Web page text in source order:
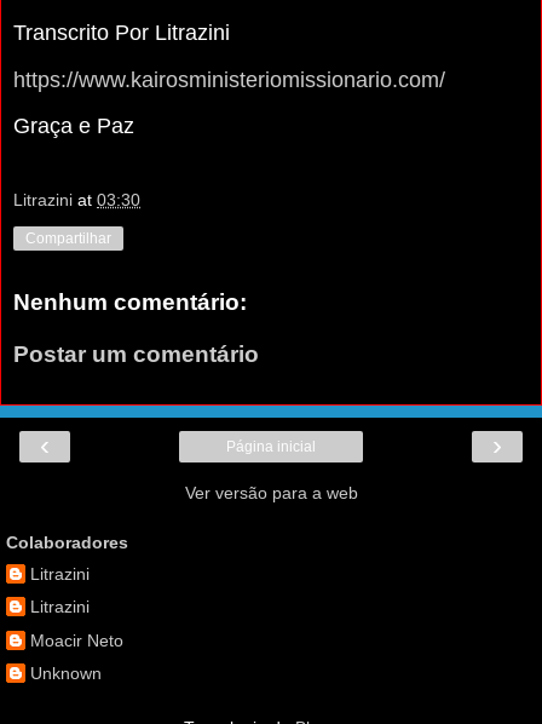
Transcrito Por Litrazini
https://www.kairosministeriomissionario.com/
Graça e Paz
Litrazini at 03:30
Compartilhar
Nenhum comentário:
Postar um comentário
‹ ›
Página inicial
Ver versão para a web
Colaboradores
Litrazini
Litrazini
Moacir Neto
Unknown